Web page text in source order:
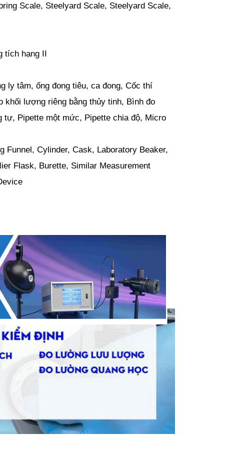
Scale, Steelyard Scale, Steelyard Scale,
tích hạng II
ly tâm, ống đong tiêu, ca đong, Cốc thí
khối lượng riêng bằng thủy tinh, Bình đo
Pipette một mức, Pipette chia độ, Micro
Funnel, Cylinder, Cask, Laboratory Beaker,
Flask, Burette, Similar Measurement